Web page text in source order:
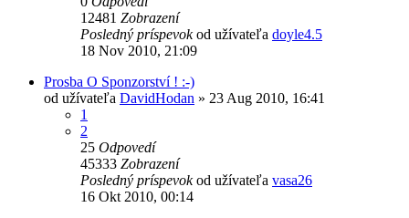
12481 Zobrazení
Posledný príspevokod užívateľa doyle4.5
18 Nov 2010, 21:09
Prosba O Sponzorství ! :-)
od užívateľa DavidHodan » 23 Aug 2010, 16:41
1
2
25 Odpovedí
45333 Zobrazení
Posledný príspevokod užívateľa vasa26
16 Okt 2010, 00:14